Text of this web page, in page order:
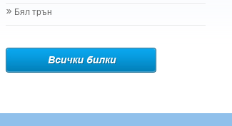
Бял трън